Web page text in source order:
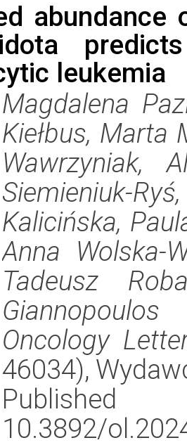
leukemia
Magdalena
Kiełbus, Marta
Wawrzyniak,
Siemieniuk-
Kalicińska,
Anna Wolska-
Tadeusz
Giannopoulos
Oncology
46034),
Published
10.3892/